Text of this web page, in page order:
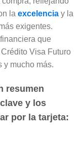
la excelencia y la
exigentes.
que
Visa Futuro
y mucho más.
resumen
y los
por la tarjeta: